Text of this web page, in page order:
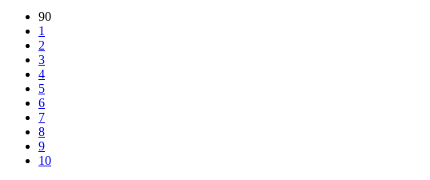
90
1
2
3
4
5
6
7
8
9
10